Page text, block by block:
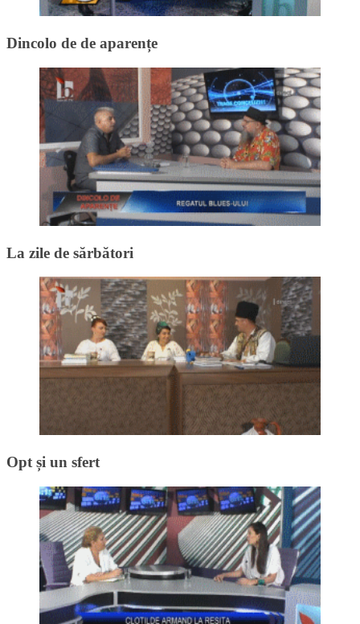
Dincolo de de aparențe
La zile de sărbători
Opt și un sfert